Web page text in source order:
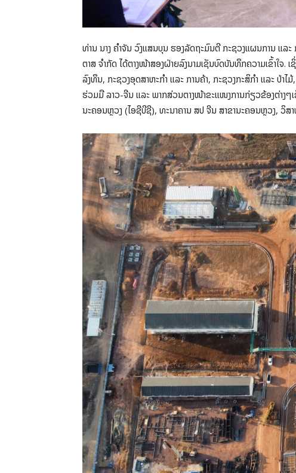
ທ່ານ ນາງ ຄໍາຈັນ ວົງແສນບຸນ ຮອງລັດຖະມົນຕີ ກະຊວງແຜນການ ແລ
ຕາສ ຈໍາກັດ ໄດ້ຕາງໜ້າສອງຝ່າຍລົງນາມເຊັນບົດບັນທຶກຄວາມເຂົ້າໃຈ
ລົງທຶນ, ກະຊວງອຸດສາຫະກໍາ ແລະ ການຄ້າ, ກະຊວງກະສິກໍາ ແລະ ປ່າ
ຮ່ວມມື ລາວ-ຈີນ ແລະ ພາກສ່ວນຕາງໜ້າຂະແໜງການກ່ຽວຂ້ອງຕ່າງໆເ
ນະຄອນຫຼວງ (ໄອຊີບີຊີ), ທະນາຄານ ສປ ຈີນ ສາຂານະຄອນຫຼວງ, ວິ